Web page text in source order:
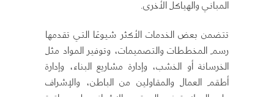
المباني والهياكل الأخرى.
تتضمن بعض الخدمات الأكثر شيوعًا التي تقدمها
رسم المخططات والتصميمات، وتوفير المواد مثل
الخرسانة أو الخشب، وإدارة مشاريع البناء، وإدارة
أطقم العمال والمقاولين من الباطن، والإشراف